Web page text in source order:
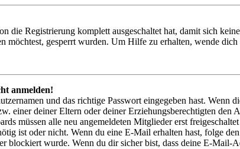
die Registrierung komplett ausgeschaltet hat, damit sich
möchtest, gesperrt wurden. Um Hilfe zu erhalten, wende
anmelden!
und das richtige Passwort eingegeben hast. Wenn
einer deiner Eltern oder deiner Erziehungsberechtigten
müssen alle neu angemeldeten Mitglieder erst
ist oder nicht. Wenn du eine E-Mail erhalten hast, folge
blockiert wurde. Wenn du dir sicher bist, dass deine E-Mail-